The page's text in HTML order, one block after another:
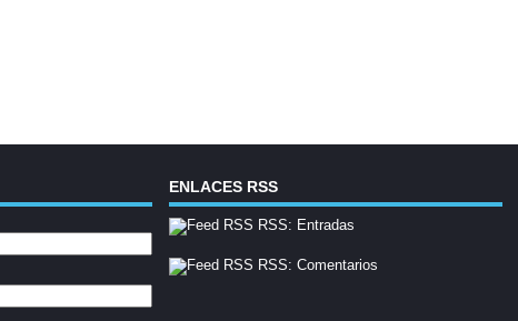
ENLACES RSS
RSS: Entradas
RSS: Comentarios